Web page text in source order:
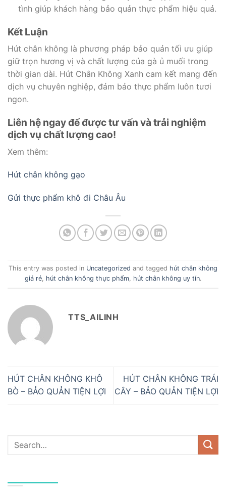
tình giúp khách hàng bảo quản thực phẩm hiệu quả.
Kết Luận
Hút chân không là phương pháp bảo quản tối ưu giúp
giữ trọn hương vị và chất lượng của gà ủ muối trong
thời gian dài. Hút Chân Không Xanh cam kết mang đến
dịch vụ chuyên nghiệp, đảm bảo thực phẩm luôn tươi
ngon.
Liên hệ ngay để được tư vấn và trải nghiệm
dịch vụ chất lượng cao!
Xem thêm:
Hút chân không gạo
Gửi thực phẩm khô đi Châu Âu
This entry was posted in Uncategorized and tagged hút chân không
giá rẻ, hút chân không thực phẩm, hút chân không uy tín.
TTS_AILINH
HÚT CHÂN KHÔNG KHÔ
BÒ – BẢO QUẢN TIỆN LỢI
HÚT CHÂN KHÔNG TRÁI
CÂY – BẢO QUẢN TIỆN LỢI